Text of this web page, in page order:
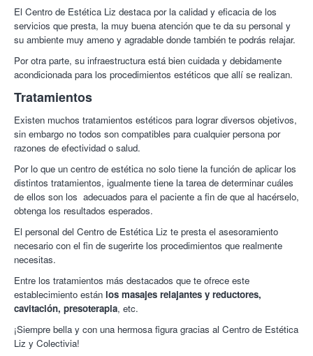
El Centro de Estética Liz destaca por la calidad y eficacia de los
servicios que presta, la muy buena atención que te da su personal y
su ambiente muy ameno y agradable donde también te podrás relajar.
Por otra parte, su infraestructura está bien cuidada y debidamente
acondicionada para los procedimientos estéticos que allí se realizan.
Tratamientos
Existen muchos tratamientos estéticos para lograr diversos objetivos,
sin embargo no todos son compatibles para cualquier persona por
razones de efectividad o salud.
Por lo que un centro de estética no solo tiene la función de aplicar los
distintos tratamientos, igualmente tiene la tarea de determinar cuáles
de ellos son los adecuados para el paciente a fin de que al hacérselo,
obtenga los resultados esperados.
El personal del Centro de Estética Liz te presta el asesoramiento
necesario con el fin de sugerirte los procedimientos que realmente
necesitas.
Entre los tratamientos más destacados que te ofrece este
establecimiento están los masajes relajantes y reductores,
cavitación, presoterapia, etc.
¡Siempre bella y con una hermosa figura gracias al Centro de Estética
Liz y Colectivia!